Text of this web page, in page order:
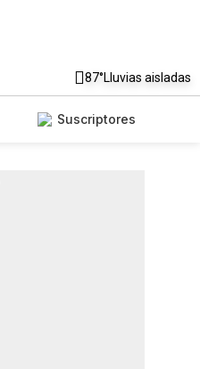
87°Lluvias aisladas
Suscriptores